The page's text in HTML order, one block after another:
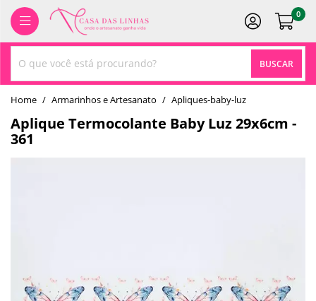
BUSCAR
0
home Armarinhos e Artesanato apliques-baby-luz
Aplique Termocolante Baby Luz 29x6cm -
361